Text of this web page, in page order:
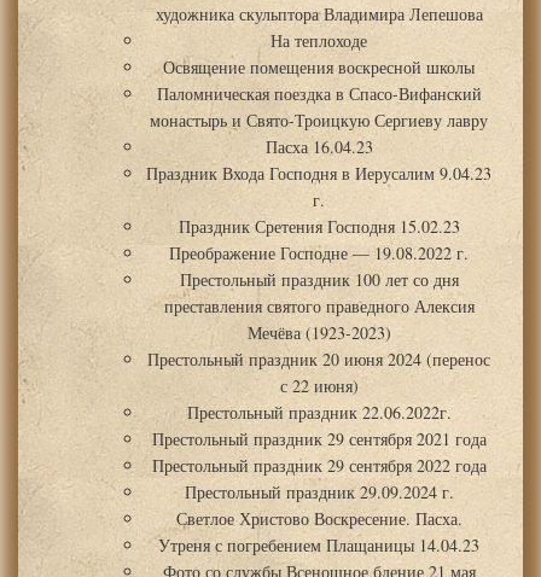
художника скульптора Владимира Лепешова
На теплоходе
Освящение помещения воскресной школы
Паломническая поездка в Спасо-Вифанский
монастырь и Свято-Троицкую Сергиеву лавру
Пасха 16.04.23
Праздник Входа Господня в Иерусалим 9.04.23
г.
Праздник Сретения Господня 15.02.23
Преображение Господне — 19.08.2022 г.
Престольный праздник 100 лет со дня
преставления святого праведного Алексия
Мечёва (1923-2023)
Престольный праздник 20 июня 2024 (перенос
с 22 июня)
Престольный праздник 22.06.2022г.
Престольный праздник 29 сентября 2021 года
Престольный праздник 29 сентября 2022 года
Престольный праздник 29.09.2024 г.
Светлое Христово Воскресение. Пасха.
Утреня с погребением Плащаницы 14.04.23
Фото со службы Всенощное бдение 21 мая